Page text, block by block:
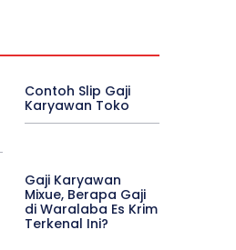
Contoh Slip Gaji
Karyawan Toko
Gaji Karyawan
Mixue, Berapa Gaji
di Waralaba Es Krim
Terkenal Ini?